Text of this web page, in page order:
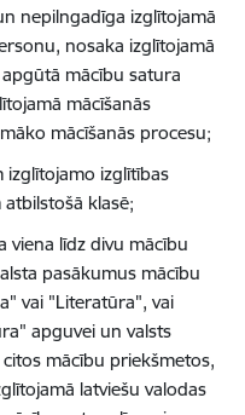
nepilngadīga izglītojamā
nosaka izglītojamā
mācību satura
mācīšanās
mācīšanās procesu;
izglītības
klasē;
viena līdz divu mācību
pasākumus mācību
vai "Literatūra", vai
apguvei un valsts
mācību priekšmetos,
latviešu valodas